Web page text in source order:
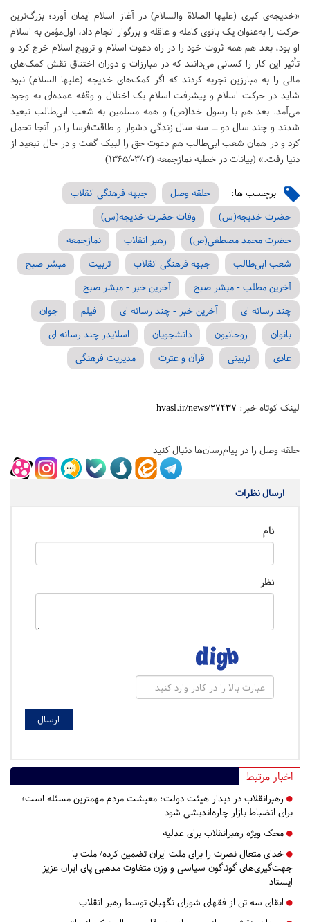
«خدیجه‌ى کبرى (علیها‌ الصلاة والسلام) در آغاز اسلام ایمان آورد؛ بزرگ‌ترین
حرکت را به‌عنوان یک بانوى کامله و عاقله و بزرگوار انجام داد، اول‌مؤمن به اسلام
او بود، بعد هم همه‌ ثروت خود را در راه دعوت اسلام و ترویج اسلام خرج کرد و
تأثیر این کار را کسانى مى‌دانند که در مبارزات و دوران اختناق نقش کمک‌هاى
مالى را به مبارزین تجربه کردند که اگر کمک‌هاى خدیجه (علیها السلام) نبود
شاید در حرکت اسلام و پیشرفت اسلام یک اختلال و وقفه‌ عمده‌اى به وجود
مى‌آمد. بعد هم با رسول خدا(ص) و همه‌ مسلمین به شعب ابى‌طالب تبعید
شدند و چند سال دو ــ سه سال زندگى دشوار و طاقت‌فرسا را در آنجا تحمل
کرد و در همان شعب ابى‌طالب هم دعوت حق را لبیک گفت و در حال تبعید از
دنیا رفت.» (بیانات در خطبه نمازجمعه (1365/03/02)
برچسب ها: حلقه وصل
جبهه فرهنگی انقلاب
حضرت خدیجه(س)
وفات حضرت خدیجه(س)
حضرت محمد مصطفی(ص)
رهبر انقلاب
نمازجمعه
شعب ابى‌طالب
جبهه فرهنگی انقلاب تربیت
مبشر صبح
آخرین مطلب - مبشر صبح
آخرین خبر - مبشر صبح
چند رسانه ای
آخرین خبر - چند رسانه ای فیلم
جوان
بانوان
روحانیون دانشجویان
اسلایدر چند رسانه ای
عادی
تربیتی قرآن و عترت مدیریت فرهنگی
لینک کوتاه خبر: hvasl.ir/news/27437
حلقه وصل را در پیام‌رسان‌ها دنبال کنید
ارسال نظرات
نام
نظر
اخبار مرتبط
رهبرانقلاب در دیدار هیئت دولت: معیشت مردم مهمترین مسئله است؛
برای انضباط بازار چاره‌اندیشی شود
محک ویژه رهبرانقلاب برای عدلیه
خدای متعال نصرت را برای ملت ایران تضمین کرده/ ملت با
جهت‌گیری‌های گوناگون سیاسی و وزن متفاوت مذهبی پای ایران عزیز
ایستاد
ابقای سه تن از فقهای شورای نگهبان توسط رهبر انقلاب